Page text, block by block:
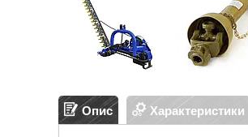
Опис Характеристики